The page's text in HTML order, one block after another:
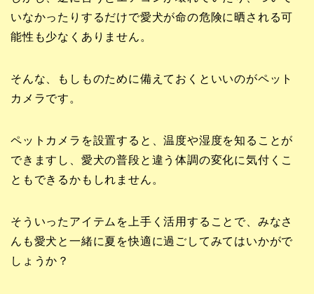
いなかったりするだけで愛犬が命の危険に晒される可
能性も少なくありません。
そんな、もしものために備えておくといいのがペット
カメラです。
ペットカメラを設置すると、温度や湿度を知ることが
できますし、愛犬の普段と違う体調の変化に気付くこ
ともできるかもしれません。
そういったアイテムを上手く活用することで、みなさ
んも愛犬と一緒に夏を快適に過ごしてみてはいかがで
しょうか？